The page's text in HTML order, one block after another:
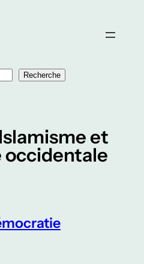
Recherche
Islamisme et